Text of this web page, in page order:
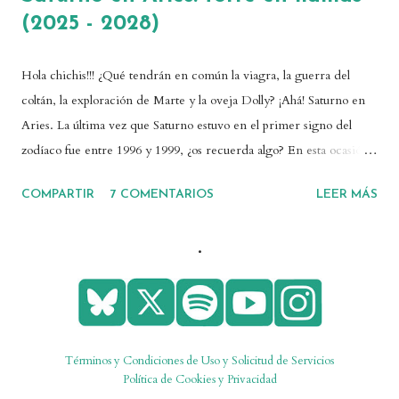
(2025 - 2028)
Hola chichis!!! ¿Qué tendrán en común la viagra, la guerra del
coltán, la exploración de Marte y la oveja Dolly? ¡Ahá! Saturno en
Aries. La última vez que Saturno estuvo en el primer signo del
zodíaco fue entre 1996 y 1999, ¿os recuerda algo? En esta ocasión
de 2025 hasta abril de 2028. ¡Os cuento todo! 💓También puedes
representa Saturno y por qué su tránsito es relevante? Saturno es
un planeta lento que tarda unas tres décadas en completar una
vuelta al reloj cósmico. Como planeta social, está vinculado a
procesos y acontecimientos de carácter histórico. También
condicionan nuestra posición social y nuestra contribución al
COMPARTIR 7 COMENTARIOS LEER MÁS
.
Términos y Condiciones de Uso y Solicitud de Servicios
Política de Cookies y Privacidad